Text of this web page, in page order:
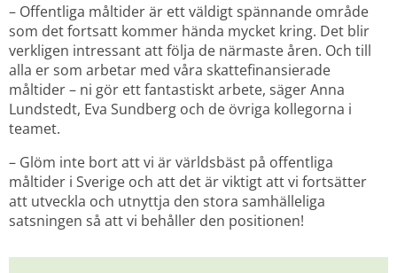
– Offentliga måltider är ett väldigt spännande område
som det fortsatt kommer hända mycket kring. Det blir
verkligen intressant att följa de närmaste åren. Och till
alla er som arbetar med våra skattefinansierade
måltider – ni gör ett fantastiskt arbete, säger Anna
Lundstedt, Eva Sundberg och de övriga kollegorna i
teamet.
– Glöm inte bort att vi är världsbäst på offentliga
måltider i Sverige och att det är viktigt att vi fortsätter
att utveckla och utnyttja den stora samhälleliga
satsningen så att vi behåller den positionen!